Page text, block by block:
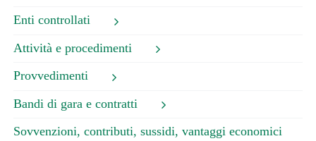
Enti controllati
Attività e procedimenti
Provvedimenti
Bandi di gara e contratti
Sovvenzioni, contributi, sussidi, vantaggi economici